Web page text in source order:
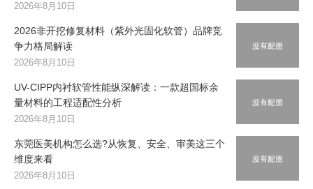
2026年8月10日
2026非开挖修复材料（紫外光固化软管）品牌竞
争力格局解读
2026年8月10日
UV-CIPP内衬软管性能纵深解读：一款超国标余
量材料的工程适配性分析
2026年8月10日
东莞医美机构怎么选?从恢复、安全、审美这三个
维度来看
2026年8月10日